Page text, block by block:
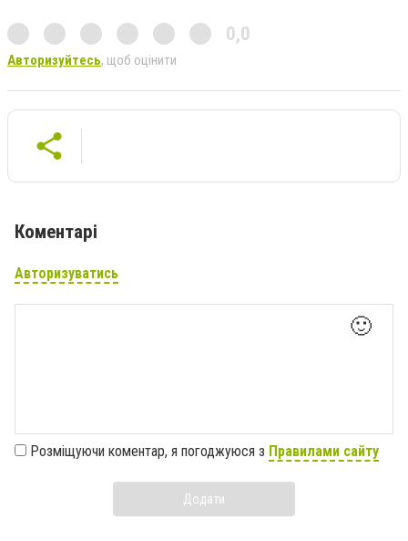
0,0
Авторизуйтесь, щоб оцінити
Коментарі
Авторизуватись
🙂
Розміщуючи коментар, я погоджуюся з Правилами сайту
Додати